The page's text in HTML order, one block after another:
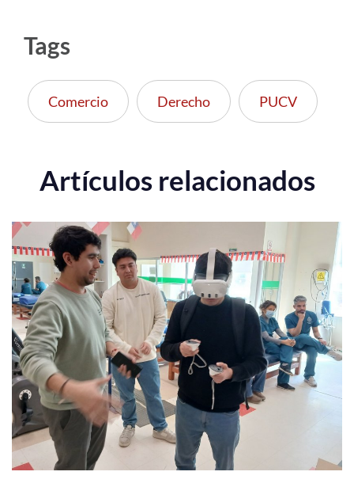
Tags
Comercio Derecho PUCV
Artículos relacionados